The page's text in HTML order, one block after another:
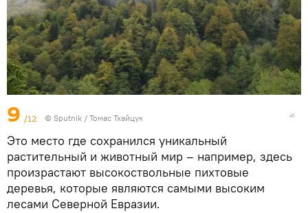
9 /12 © Sputnik / Томас Тхайцук
Это место где сохранился уникальный
растительный и животный мир – например, здесь
произрастают высокоствольные пихтовые
деревья, которые являются самыми высоким
лесами Северной Евразии.